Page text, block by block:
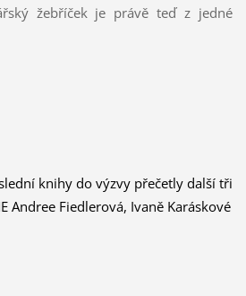
žebříček je právě teď z jedné
knihy do výzvy přečetly další tři
Andree Fiedlerová, Ivaně Karáskové